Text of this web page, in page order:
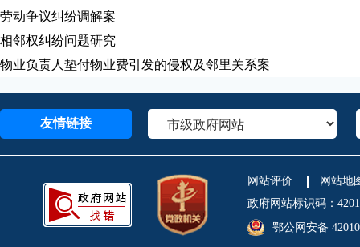
劳动争议纠纷调解案
相邻权纠纷问题研究
物业负责人垫付物业费引发的侵权及邻里关系案
友情链接
网站评价
网站地
政府网站标识码：
鄂公网安备